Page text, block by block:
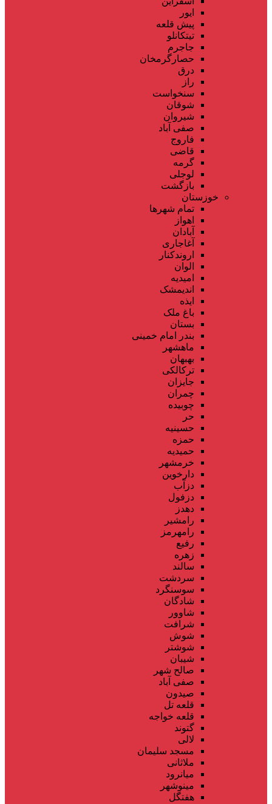
ایور
پیش قلعه
تیتکانلو
جاجرم
حصارگرمخان
درق
راز
سنخواست
شوقان
شیروان
صفی آباد
فاروج
قاضی
گرمه
لوجلی
بازگشت
خوزستان
تمام شهر‌ها
اهواز
آبادان
آغاجاری
اروندکنار
الوان
امیدیه
اندیمشک
ایذه
باغ ملک
بستان
بندر امام خمینی
ماهشهر
بهبهان
ترکالکی
جایزان
چمران
چوبیده
حر
حسینیه
حمزه
حمیدیه
خرمشهر
دارخوین
دزآب
دزفول
دهدز
رامشیر
رامهرمز
رفیع
زهره
سالند
سردشت
سوسنگرد
شادگان
شاوور
شرافت
شوش
شوشتر
شیبان
صالح شهر
صفی آباد
صیدون
قلعه تل
قلعه خواجه
گتوند
لالی
مسجد سلیمان
ملاثانی
میانرود
مینوشهر
هفتگل